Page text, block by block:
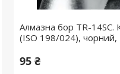
Алмазна бор TR-14SC.
(ISO 198/024), чорний,
95 ₴